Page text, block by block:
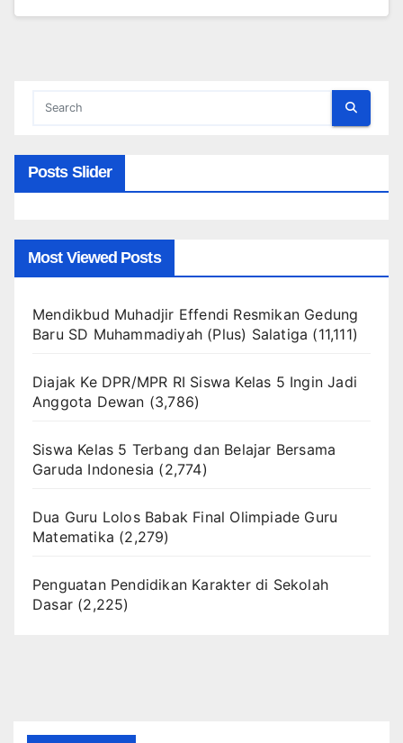
Posts Slider
Most Viewed Posts
Mendikbud Muhadjir Effendi Resmikan Gedung
Baru SD Muhammadiyah (Plus) Salatiga (11,111)
Diajak Ke DPR/MPR RI Siswa Kelas 5 Ingin Jadi
Anggota Dewan (3,786)
Siswa Kelas 5 Terbang dan Belajar Bersama
Garuda Indonesia (2,774)
Dua Guru Lolos Babak Final Olimpiade Guru
Matematika (2,279)
Penguatan Pendidikan Karakter di Sekolah
Dasar (2,225)